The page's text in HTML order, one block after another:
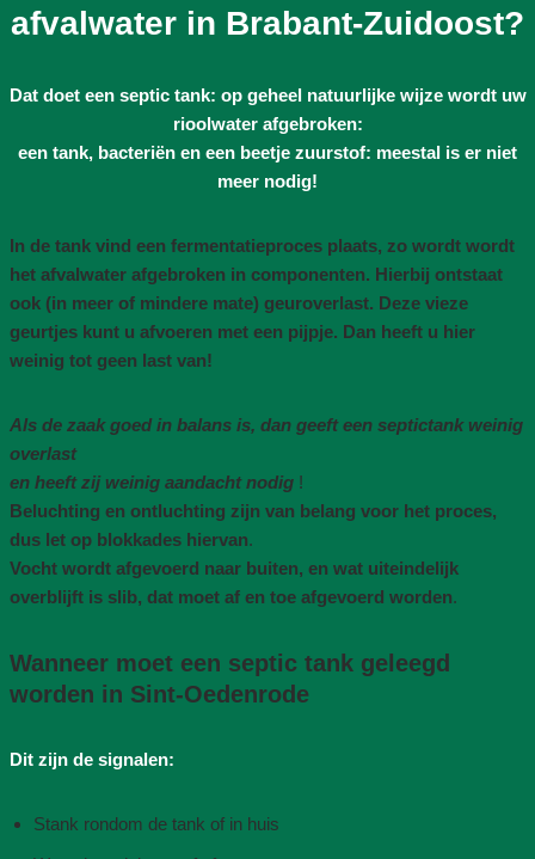
afvalwater in Brabant-Zuidoost?
Dat doet een septic tank: op geheel natuurlijke wijze wordt uw
rioolwater afgebroken:
een tank, bacteriën en een beetje zuurstof: meestal is er niet
meer nodig!
In de tank vind een fermentatieproces plaats, zo wordt wordt
het afvalwater afgebroken in componenten. Hierbij ontstaat
ook (in meer of mindere mate) geuroverlast. Deze vieze
geurtjes kunt u afvoeren met een pijpje. Dan heeft u hier
weinig tot geen last van!
Als de zaak goed in balans is, dan geeft een septictank weinig
overlast
en heeft zij weinig aandacht nodig !
Beluchting en ontluchting zijn van belang voor het proces,
dus let op blokkades hiervan.
Vocht wordt afgevoerd naar buiten, en wat uiteindelijk
overblijft is slib, dat moet af en toe afgevoerd worden.
Wanneer moet een septic tank geleegd
worden in Sint-Oedenrode
Dit zijn de signalen:
Stank rondom de tank of in huis